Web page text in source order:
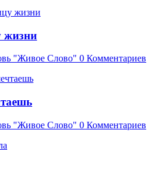
жизни
"Живое Слово" 0 Комментариев
"Живое Слово" 0 Комментариев